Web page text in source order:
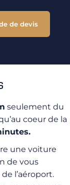
de devis
seulement du
coeur de la
une voiture
de vous
l’aéroport.